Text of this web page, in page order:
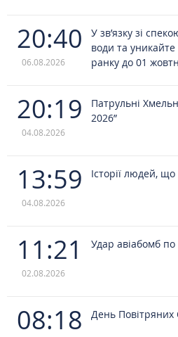
20:40
06.08.2026
У зв’язку зі
води та
ранку до 01
20:19
04.08.2026
Патрульні
2026”
13:59
04.08.2026
Історії людей,
11:21
02.08.2026
Удар авіабомб
08:18 День